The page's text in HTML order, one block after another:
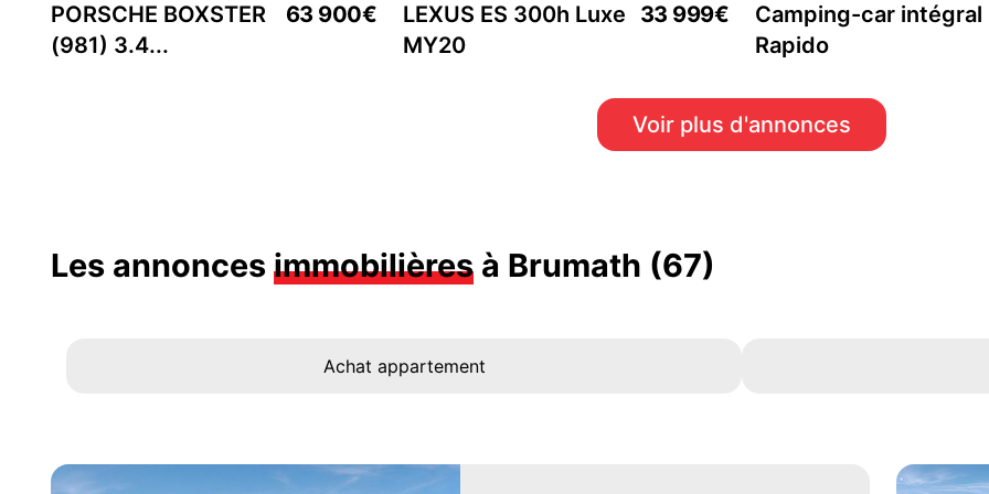
PORSCHE BOXSTER
(981) 3.4...
63 900€
LEXUS ES 300h Luxe
MY20
33 999€
Camping-car intégral
Rapido
Voir plus d'annonces
Les annonces immobilières à Brumath (67)
Achat appartement